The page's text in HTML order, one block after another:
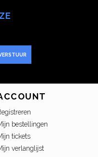
bestellingen
tickets
verlanglijst